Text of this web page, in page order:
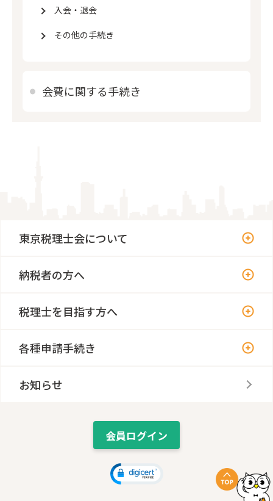
入会・退会
その他の手続き
会費に関する手続き
東京税理士会について
納税者の方へ
税理士を目指す方へ
各種申請手続き
お知らせ
会員ログイン